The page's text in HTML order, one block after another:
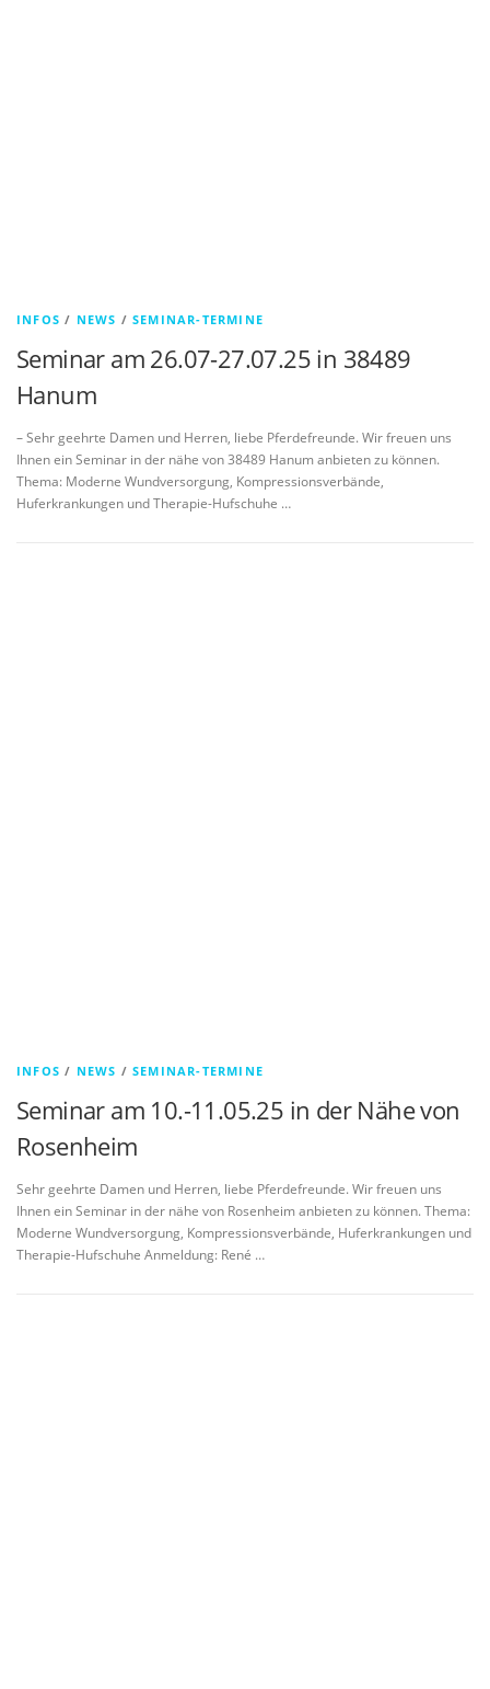
INFOS / NEWS /SEMINAR-TERMINE
Seminar am 26.07-27.07.25 in 38489
Hanum
– Sehr geehrte Damen und Herren, liebe Pferdefreunde. Wir freuen uns
Ihnen ein Seminar in der nähe von 38489 Hanum anbieten zu können.
Thema: Moderne Wundversorgung, Kompressionsverbände,
Huferkrankungen und Therapie-Hufschuhe …
INFOS / NEWS /SEMINAR-TERMINE
Seminar am 10.-11.05.25 in der Nähe von
Rosenheim
Sehr geehrte Damen und Herren, liebe Pferdefreunde. Wir freuen uns
Ihnen ein Seminar in der nähe von Rosenheim anbieten zu können. Thema:
Moderne Wundversorgung, Kompressionsverbände, Huferkrankungen und
Therapie-Hufschuhe Anmeldung: René …